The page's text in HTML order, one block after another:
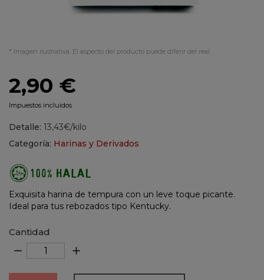
* Imagen ilustrativa. El aspecto del producto puede diferir del real.
2,90 €
Impuestos incluidos
Detalle: 13,43€/kilo
Categoría: Harinas y Derivados
Exquisita harina de tempura con un leve toque picante.
Ideal para tus rebozados tipo Kentucky.
Cantidad
remove add